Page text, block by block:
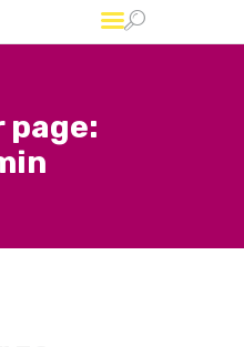
preduzeće